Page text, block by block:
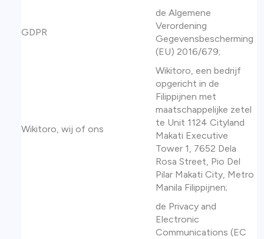
GDPR
de Algemene
Verordening
Gegevensbescherming
(EU) 2016/679;
Wikitoro, wij of ons
Wikitoro, een bedrijf
opgericht in de
Filippijnen met
maatschappelijke zetel
te Unit 1124 Cityland
Makati Executive
Tower 1, 7652 Dela
Rosa Street, Pio Del
Pilar Makati City, Metro
Manila Filippijnen;
de Privacy and
Electronic
Communications (EC